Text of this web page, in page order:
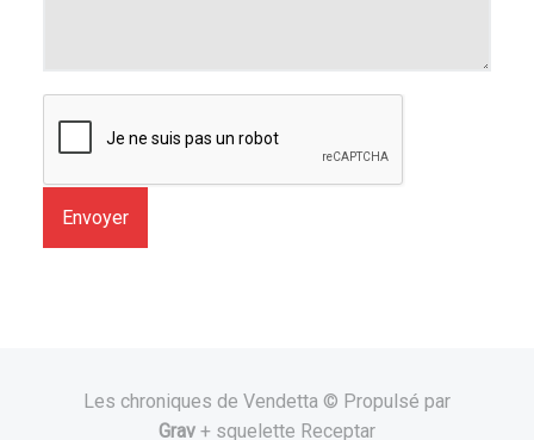
Envoyer
Les chroniques de Vendetta © Propulsé par
Grav + squelette Receptar